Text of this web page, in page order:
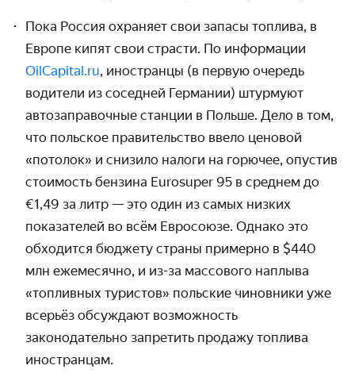
Пока Россия охраняет свои запасы топлива, в
Европе кипят свои страсти. По информации
OilCapital.ru, иностранцы (в первую очередь
водители из соседней Германии) штурмуют
автозаправочные станции в Польше. Дело в том,
что польское правительство ввело ценовой
«потолок» и снизило налоги на горючее, опустив
стоимость бензина Eurosuper 95 в среднем до
€1,49 за литр — это один из самых низких
показателей во всём Евросоюзе. Однако это
обходится бюджету страны примерно в $440
млн ежемесячно, и из-за массового наплыва
«топливных туристов» польские чиновники уже
всерьёз обсуждают возможность
законодательно запретить продажу топлива
иностранцам.